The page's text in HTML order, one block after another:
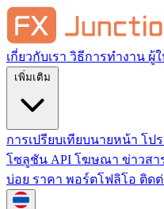
เกี่ยวกับเรา วิธีการทำงาน ผู้
การเปรียบเทียบนายหน้า โป
โซลูชัน API โฆษณา ข่าวสา
บ่อย ราคา พอร์ตโฟลิโอ ติดต่